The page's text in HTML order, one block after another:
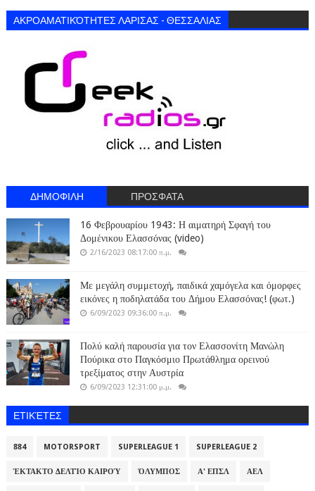
ΑΚΡΟΑΜΑΤΙΚΌΤΗΤΕΣ ΛΑΡΙΣΑΣ - ΘΕΣΣΑΛΙΑΣ
ΔΗΜΟΦΙΛΗ ΠΡΟΣΦΑΤΑ
16 Φεβρουαρίου 1943: Η αιματηρή Σφαγή του
Δομένικου Ελασσόνας (video)
2/16/2023 08:17:00 π.μ.
Με μεγάλη συμμετοχή, παιδικά χαμόγελα και όμορφες
εικόνες η ποδηλατάδα του Δήμου Ελασσόνας! (φωτ.)
6/09/2023 09:36:00 π.μ.
Πολύ καλή παρουσία για τον Ελασσονίτη Μανώλη
Πούρικα στο Παγκόσμιο Πρωτάθλημα ορεινού
τρεξίματος στην Αυστρία
6/09/2023 12:31:00 μ.μ.
ΕΤΙΚΈΤΕΣ
884 MOTORSPORT SUPERLEAGUE 1 SUPERLEAGUE 2
ΈΚΤΑΚΤΟ ΔΕΛΤΊΟ ΚΑΙΡΟΎ ΌΛΥΜΠΟΣ Α' ΕΠΣΛ ΑΕΛ